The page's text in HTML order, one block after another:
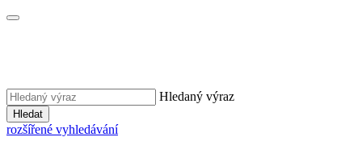
Hledaný výraz
Hledat
rozšířené vyhledávání